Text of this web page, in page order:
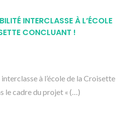
INTERCLASSE À L’ÉCOLE
CONCLUANT !
à l’école de la Croisette
le cadre du projet « (…)